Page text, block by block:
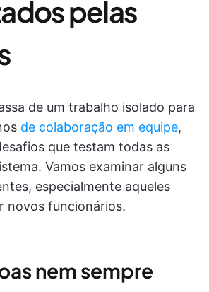
pelas
de um trabalho isolado para
de colaboração em equipe,
que testam todas as
Vamos examinar alguns
especialmente aqueles
novos funcionários.
nem sempre